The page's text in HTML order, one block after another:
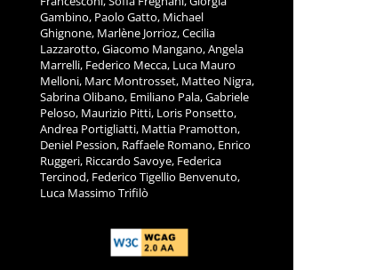
Gambino, Paolo Gatto, Michael
Ghignone, Marlène Jorrioz, Cecilia
Lazzarotto, Giacomo Mangano, Angela
Marrelli, Federico Mecca, Luca Mauro
Melloni, Marc Montrosset, Matteo Nigra,
Sabrina Olibano, Emiliano Pala, Gabriele
Peloso, Maurizio Pitti, Loris Ponsetto,
Andrea Portigliatti, Mattia Pramotton,
Deniel Pession, Raffaele Romano, Enrico
Ruggeri, Riccardo Savoye, Federica
Tercinod, Federico Tigellio Benvenuto,
Luca Massimo Trifilò